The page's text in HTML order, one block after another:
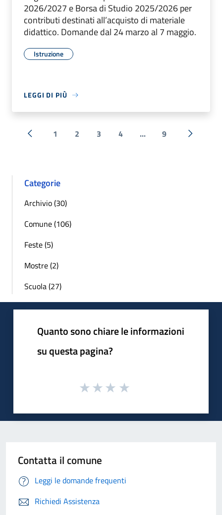
2026/2027 e Borsa di Studio 2025/2026 per
contributi destinati all’acquisto di materiale
didattico. Domande dal 24 marzo al 7 maggio.
Istruzione
LEGGI DI PIÙ
« Precedente
1 2 3 4 ... 9
Categorie
Archivio (30)
Comune (106)
Feste (5)
Mostre (2)
Scuola (27)
Quanto sono chiare le informazioni
su questa pagina?
Contatta il comune
Leggi le domande frequenti
Richiedi Assistenza